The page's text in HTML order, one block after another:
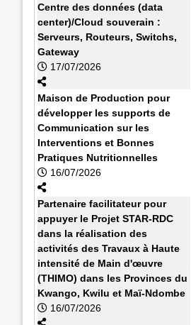
Centre des données (data
center)/Cloud souverain :
Serveurs, Routeurs, Switchs,
Gateway
17/07/2026
Maison de Production pour
développer les supports de
Communication sur les
Interventions et Bonnes
Pratiques Nutritionnelles
16/07/2026
Partenaire facilitateur pour
appuyer le Projet STAR-RDC
dans la réalisation des
activités des Travaux à Haute
intensité de Main d'œuvre
(THIMO) dans les Provinces du
Kwango, Kwilu et Maï-Ndombe
16/07/2026